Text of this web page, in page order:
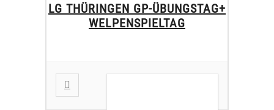
LG THÜRINGEN GP-ÜBUNGSTAG+
WELPENSPIELTAG